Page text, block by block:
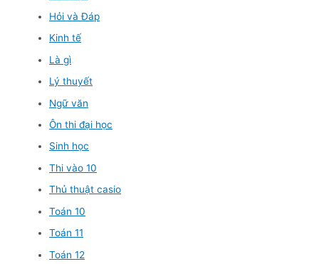
Hỏi và Đáp
Kinh tế
Là gì
Lý thuyết
Ngữ văn
Ôn thi đại học
Sinh học
Thi vào 10
Thủ thuật casio
Toán 10
Toán 11
Toán 12